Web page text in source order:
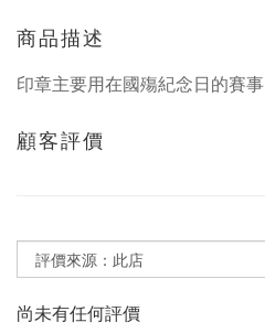
商品描述
印章主要用在國殤紀念日的賽事
顧客評價
尚未有任何評價